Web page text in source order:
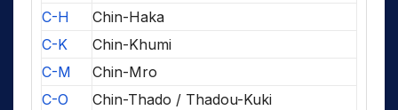
C-H
Chin-Haka
C-K
Chin-Khumi
C-M
Chin-Mro
C-O
Chin-Thado / Thadou-Kuki